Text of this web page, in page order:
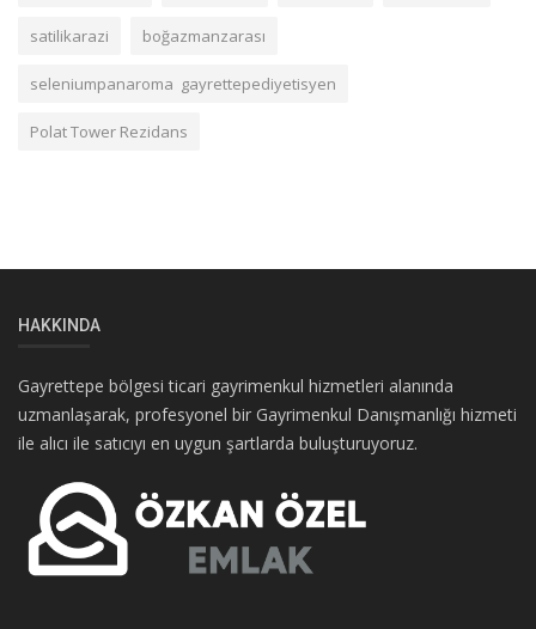
satilikarazi boğazmanzarası
seleniumpanaroma gayrettepediyetisyen
Polat Tower Rezidans
HAKKINDA
Gayrettepe bölgesi ticari gayrimenkul hizmetleri alanında
uzmanlaşarak, profesyonel bir Gayrimenkul Danışmanlığı hizmeti
ile alıcı ile satıcıyı en uygun şartlarda buluşturuyoruz.